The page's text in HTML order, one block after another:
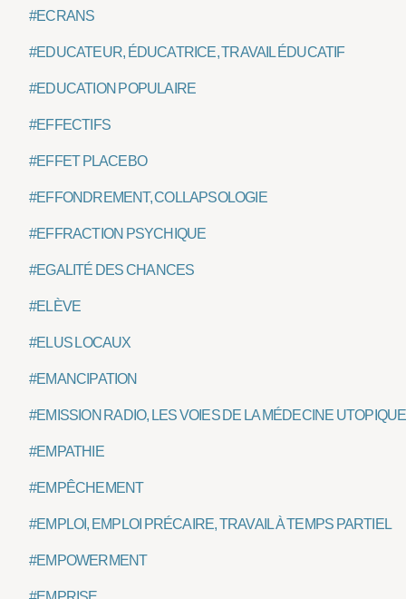
#ECRANS
#EDUCATEUR, ÉDUCATRICE, TRAVAIL ÉDUCATIF
#EDUCATION POPULAIRE
#EFFECTIFS
#EFFET PLACEBO
#EFFONDREMENT, COLLAPSOLOGIE
#EFFRACTION PSYCHIQUE
#EGALITÉ DES CHANCES
#ELÈVE
#ELUS LOCAUX
#EMANCIPATION
#EMISSION RADIO, LES VOIES DE LA MÉDECINE UTOPIQUE
#EMPATHIE
#EMPÊCHEMENT
#EMPLOI, EMPLOI PRÉCAIRE, TRAVAIL À TEMPS PARTIEL
#EMPOWERMENT